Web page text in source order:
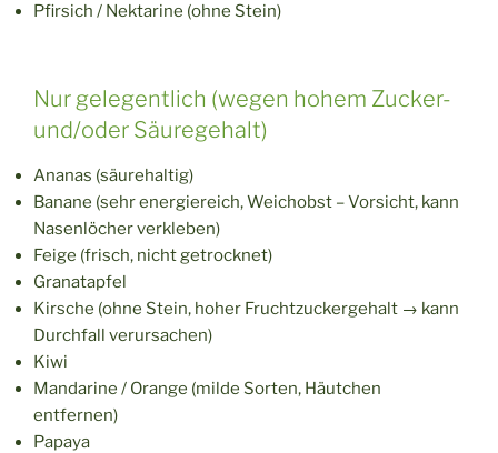
Pfirsich / Nektarine (ohne Stein)
Nur gelegentlich (wegen hohem Zucker-
und/oder Säuregehalt)
Ananas (säurehaltig)
Banane (sehr energiereich, Weichobst – Vorsicht, kann
Nasenlöcher verkleben)
Feige (frisch, nicht getrocknet)
Granatapfel
Kirsche (ohne Stein, hoher Fruchtzuckergehalt → kann
Durchfall verursachen)
Kiwi
Mandarine / Orange (milde Sorten, Häutchen
entfernen)
Papaya